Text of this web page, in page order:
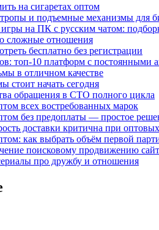
на сигаретах оптом
и подъемные механизмы для
на ПК с русским чатом:
сложные отношения
бесплатно без регистрации
топ-10 платформ с постоянными
в отличном качестве
стоит начать сегодня
обращения в СТО полного цикла
всех востребованных марок
без предоплаты — простое
доставки критична при
как выбрать объём первой
поисковому продвижению
про дружбу и отношения